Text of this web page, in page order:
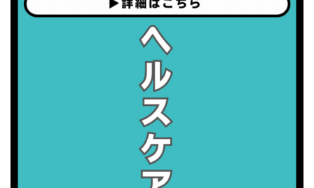
・職場の健康診断実施強化月間
・職場の健康診断実施強化月間